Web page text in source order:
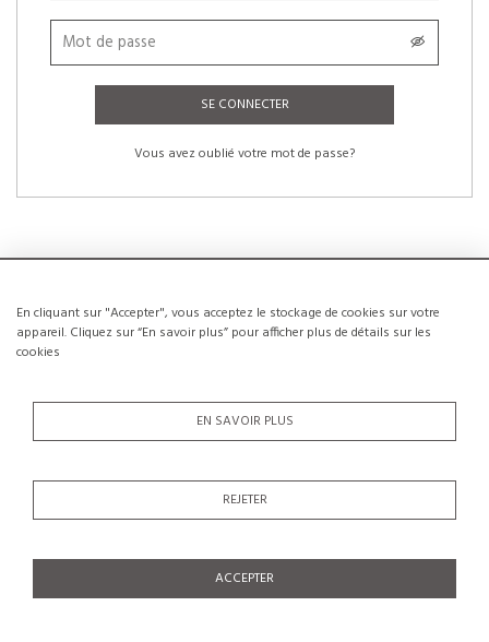
En cliquant sur "Accepter", vous acceptez le stockage de cookies sur votre
appareil. Cliquez sur “En savoir plus” pour afficher plus de détails sur les
cookies
EN SAVOIR PLUS
REJETER
ACCEPTER
SE CONNECTER
Vous avez oublié votre mot de passe?
NOUVEAUX CLIENTS
La création d’un compte a de nombreux avantages: sauvegarder la liste de vos
CRÉER UN COMPTE